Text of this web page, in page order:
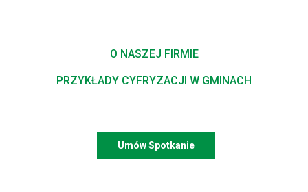
O NASZEJ FIRMIE
PRZYKŁADY CYFRYZACJI W GMINACH
Umów Spotkanie